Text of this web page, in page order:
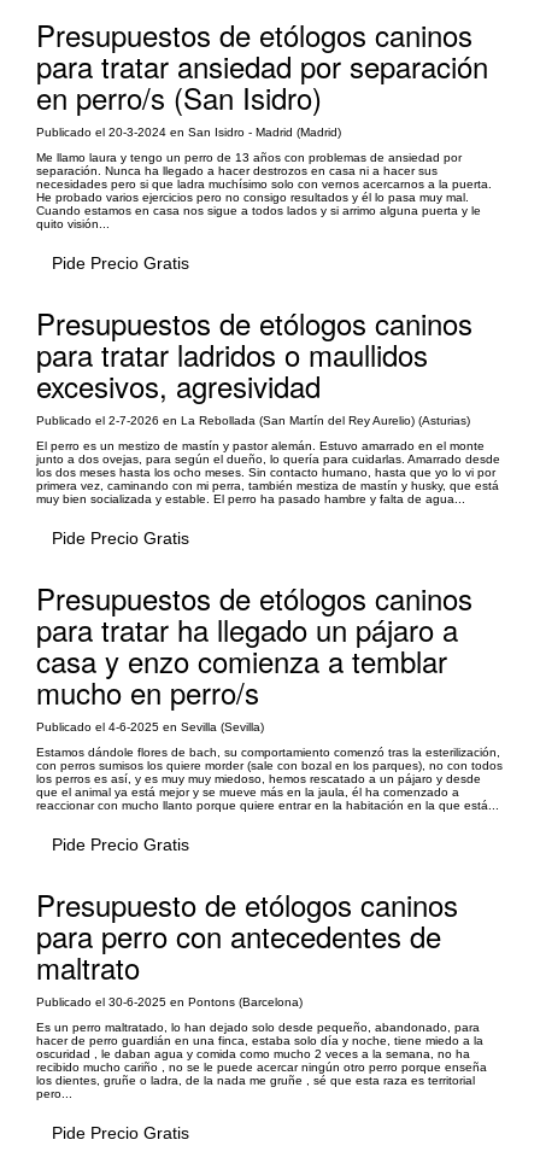
Presupuestos de etólogos caninos
para tratar ansiedad por separación
en perro/s (San Isidro)
Publicado el 20-3-2024 en San Isidro - Madrid (Madrid)
Me llamo laura y tengo un perro de 13 años con problemas de ansiedad por
separación. Nunca ha llegado a hacer destrozos en casa ni a hacer sus
necesidades pero si que ladra muchísimo solo con vernos acercarnos a la puerta.
He probado varios ejercicios pero no consigo resultados y él lo pasa muy mal.
Cuando estamos en casa nos sigue a todos lados y si arrimo alguna puerta y le
quito visión...
Pide Precio Gratis
Presupuestos de etólogos caninos
para tratar ladridos o maullidos
excesivos, agresividad
Publicado el 2-7-2026 en La Rebollada (San Martín del Rey Aurelio) (Asturias)
El perro es un mestizo de mastín y pastor alemán. Estuvo amarrado en el monte
junto a dos ovejas, para según el dueño, lo quería para cuidarlas. Amarrado desde
los dos meses hasta los ocho meses. Sin contacto humano, hasta que yo lo vi por
primera vez, caminando con mi perra, también mestiza de mastín y husky, que está
muy bien socializada y estable. El perro ha pasado hambre y falta de agua...
Pide Precio Gratis
Presupuestos de etólogos caninos
para tratar ha llegado un pájaro a
casa y enzo comienza a temblar
mucho en perro/s
Publicado el 4-6-2025 en Sevilla (Sevilla)
Estamos dándole flores de bach, su comportamiento comenzó tras la esterilización,
con perros sumisos los quiere morder (sale con bozal en los parques), no con todos
los perros es así, y es muy muy miedoso, hemos rescatado a un pájaro y desde
que el animal ya está mejor y se mueve más en la jaula, él ha comenzado a
reaccionar con mucho llanto porque quiere entrar en la habitación en la que está...
Pide Precio Gratis
Presupuesto de etólogos caninos
para perro con antecedentes de
maltrato
Publicado el 30-6-2025 en Pontons (Barcelona)
Es un perro maltratado, lo han dejado solo desde pequeño, abandonado, para
hacer de perro guardián en una finca, estaba solo día y noche, tiene miedo a la
oscuridad , le daban agua y comida como mucho 2 veces a la semana, no ha
recibido mucho cariño , no se le puede acercar ningún otro perro porque enseña
los dientes, gruñe o ladra, de la nada me gruñe , sé que esta raza es territorial
pero...
Pide Precio Gratis